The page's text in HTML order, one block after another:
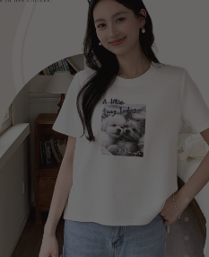
冰感